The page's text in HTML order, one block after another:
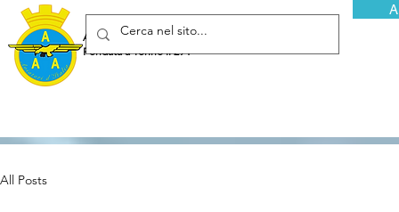
Associazione Arma Aeronautica - Aviatori d'Italia ETS
Fondata a Torino il 29 febbraio 1952
All Posts